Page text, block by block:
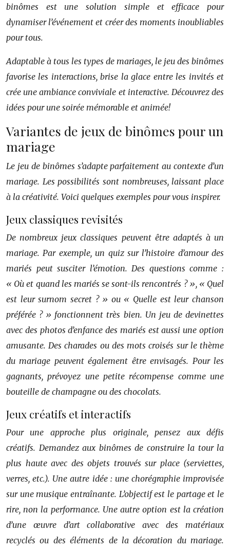
binômes est une solution simple et efficace pour
dynamiser l’événement et créer des moments inoubliables
pour tous.
Adaptable à tous les types de mariages, le jeu des binômes
favorise les interactions, brise la glace entre les invités et
crée une ambiance conviviale et interactive. Découvrez des
idées pour une soirée mémorable et animée!
Variantes de jeux de binômes pour un
mariage
Le jeu de binômes s’adapte parfaitement au contexte d’un
mariage. Les possibilités sont nombreuses, laissant place
à la créativité. Voici quelques exemples pour vous inspirer.
Jeux classiques revisités
De nombreux jeux classiques peuvent être adaptés à un
mariage. Par exemple, un quiz sur l’histoire d’amour des
mariés peut susciter l’émotion. Des questions comme :
« Où et quand les mariés se sont-ils rencontrés ? », « Quel
est leur surnom secret ? » ou « Quelle est leur chanson
préférée ? » fonctionnent très bien. Un jeu de devinettes
avec des photos d’enfance des mariés est aussi une option
amusante. Des charades ou des mots croisés sur le thème
du mariage peuvent également être envisagés. Pour les
gagnants, prévoyez une petite récompense comme une
bouteille de champagne ou des chocolats.
Jeux créatifs et interactifs
Pour une approche plus originale, pensez aux défis
créatifs. Demandez aux binômes de construire la tour la
plus haute avec des objets trouvés sur place (serviettes,
verres, etc.). Une autre idée : une chorégraphie improvisée
sur une musique entraînante. L’objectif est le partage et le
rire, non la performance. Une autre option est la création
d’une œuvre d’art collaborative avec des matériaux
recyclés ou des éléments de la décoration du mariage.